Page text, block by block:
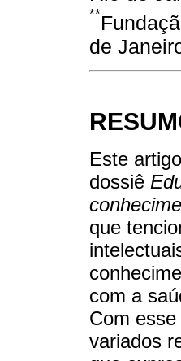
**
de
Este
dossiê
que
com a
Com
variados